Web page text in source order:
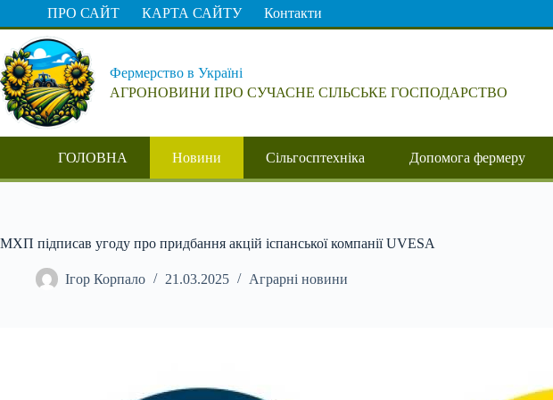
Перейти
вмісту
ПРО САЙТ КАРТА САЙТУ Контакти
Фермерство в Україні
АГРОНОВИНИ ПРО СУЧАСНЕ СІЛЬСЬКЕ ГОСПОДАРСТВО
ГОЛОВНА Новини Сільгосптехніка Допомога фермеру
МХП підписав угоду про придбання акцій іспанської компанії UVESA
Ігор Корпало 21.03.2025 Аграрні новини